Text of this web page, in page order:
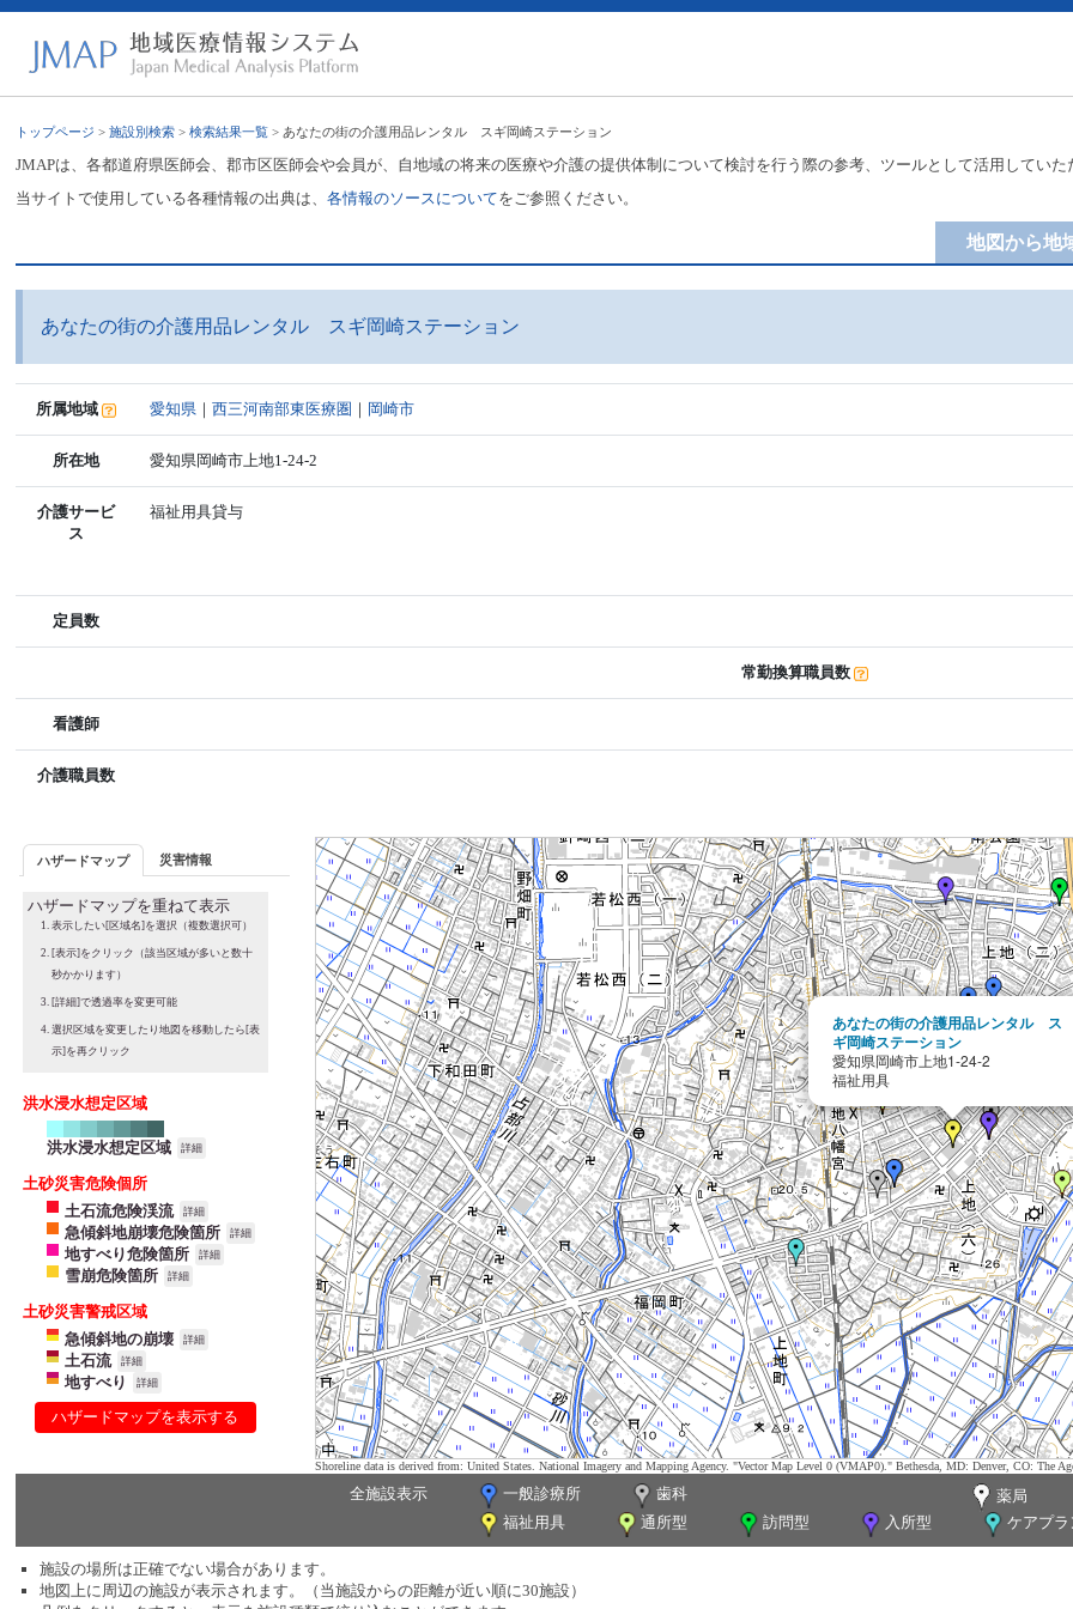
トップページ >施設別検索 >検索結果一覧 > あなたの街の介護用品レンタル スギ岡崎ステーション
JMAPは、各都道府県医師会、郡市区医師会や会員が、自地域の将来の医療や介護の提供体制について検討を行う際の参考、ツールとして活用してい
当サイトで使用している各種情報の出典は、各情報のソースについてをご参照ください。
地図から地
あなたの街の介護用品レンタル スギ岡崎ステーション
所属地域 愛知県 ｜西三河南部東医療圏 ｜ 岡崎市
所在地 愛知県岡崎市上地1-24-2
介護サービ
ス
福祉用具貸与
定員数
常勤換算職員数
看護師
介護職員数
ハザードマップ 災害情報
ハザードマップを重ねて表示
表示したい[区域名]を選択（複数選択可）
[表示]をクリック（該当区域が多いと数十
秒かかります）
[詳細]で透過率を変更可能
選択区域を変更したり地図を移動したら[表
示]を再クリック
洪水浸水想定区域
洪水浸水想定区域 詳細
土砂災害危険個所
土石流危険渓流
詳細
急傾斜地崩壊危険箇所 詳細
地すべり危険箇所 詳細
雪崩危険箇所 詳細
土砂災害警戒区域
急傾斜地の崩壊
詳細
土石流 詳細
地すべり 詳細
ハザードマップを表示する
あなたの街の介護用品レンタル ス
ギ岡崎ステーション
愛知県岡崎市上地1-24-2
福祉用具
Shoreline data is derived from: United States. National Imagery and Mapping Agency. "Vector Map Level 0 (VMAP0)." Bethesda, MD: Denver, CO: The
全施設表示 一般診療所 歯科
薬局
福祉用具
通所型 訪問型 入所型 ケアプラ
施設の場所は正確でない場合があります。
地図上に周辺の施設が表示されます。（当施設からの距離が近い順に30施設）